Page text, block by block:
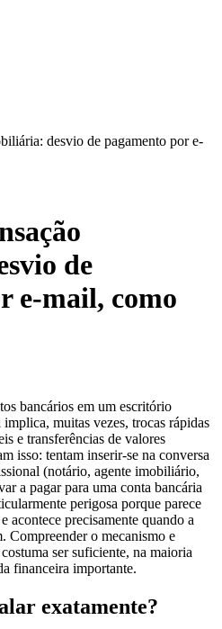
desvio de pagamento por e-
de
e-mail, como
muitas vezes, trocas rápidas
e transferências de valores
isso: tentam inserir-se na conversa
(notário, agente imobiliário,
a pagar para uma conta bancária
perigosa porque parece
acontece precisamente quando a
Compreender o mecanismo e
ser suficiente, na maioria
financeira importante.